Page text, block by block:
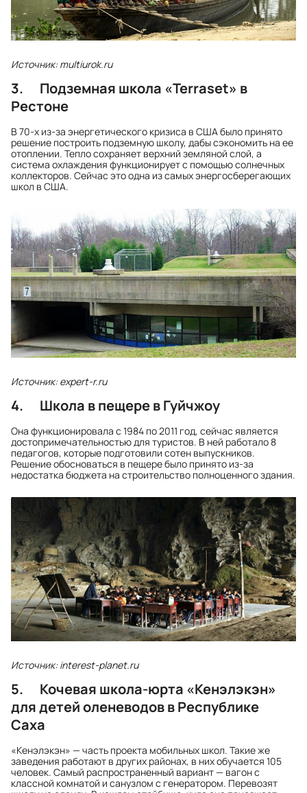
Источник: multiurok.ru
3. Подземная школа «Terraset» в
Рестоне
В 70-х из-за энергетического кризиса в США было принято
решение построить подземную школу, дабы сэкономить на ее
отоплении. Тепло сохраняет верхний земляной слой, а
система охлаждения функционирует с помощью солнечных
коллекторов. Сейчас это одна из самых энергосберегающих
школ в США.
Источник: expert-r.ru
4. Школа в пещере в Гуйчжоу
Она функционировала с 1984 по 2011 год, сейчас является
достопримечательностью для туристов. В ней работало 8
педагогов, которые подготовили сотен выпускников.
Решение обосноваться в пещере было принято из-за
недостатка бюджета на строительство полноценного здания.
Источник: interest-planet.ru
5. Кочевая школа-юрта «Кенэлэкэн»
для детей оленеводов в Республике
Саха
«Кенэлэкэн» — часть проекта мобильных школ. Такие же
заведения работают в других районах, в них обучается 105
человек. Самый распространенный вариант — вагон с
классной комнатой и санузлом с генератором. Перевозят